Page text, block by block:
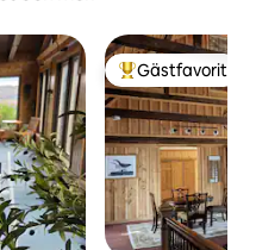
Populär
Gästfavorit